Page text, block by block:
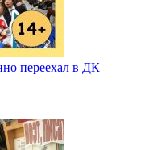
переехал в ДК